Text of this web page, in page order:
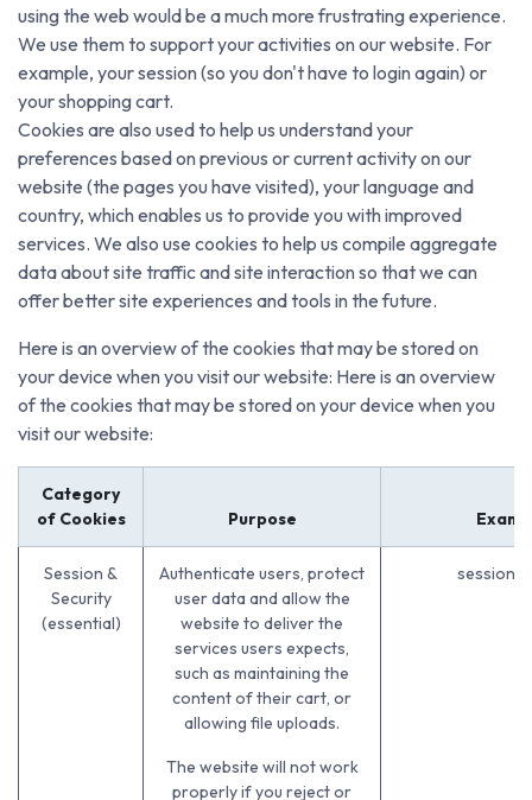
using the web would be a much more frustrating experience.
We use them to support your activities on our website. For
example, your session (so you don't have to login again) or
your shopping cart.
Cookies are also used to help us understand your
preferences based on previous or current activity on our
website (the pages you have visited), your language and
country, which enables us to provide you with improved
services. We also use cookies to help us compile aggregate
data about site traffic and site interaction so that we can
offer better site experiences and tools in the future.
Here is an overview of the cookies that may be stored on
your device when you visit our website: Here is an overview
of the cookies that may be stored on your device when you
visit our website:
Category
of Cookies
Purpose
Session &
Security
(essential)
Authenticate users, protect
user data and allow the
website to deliver the
services users expects,
such as maintaining the
content of their cart, or
allowing file uploads.
The website will not work
properly if you reject or